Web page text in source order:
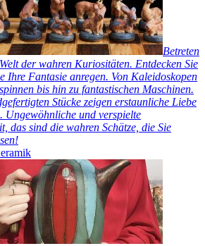
Betreten
der wahren Kuriositäten. Entdecken Sie
Ihre Fantasie anregen. Von Kaleidoskopen
bis hin zu fantastischen Maschinen.
Stücke zeigen erstaunliche Liebe
Ungewöhnliche und verspielte
das sind die wahren Schätze, die Sie